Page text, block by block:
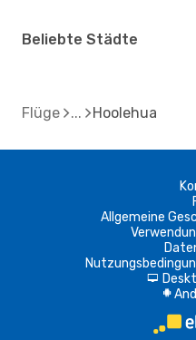
Beliebte Städte
Flüge Hoolehua
Allgemeine
d
A